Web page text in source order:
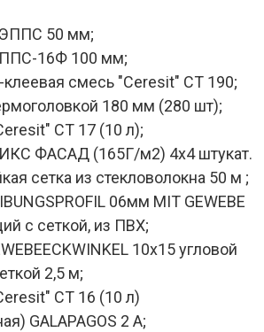
ЭППС 50 мм;
ППС-16Ф 100 мм;
клеевая смесь "Ceresit" СТ 190;
180 мм (280 шт);
СТ 17 (10 л);
ФАСАД (165Г/м2) 4х4 штукат.
сетка из стекловолокна 50 м ;
06мм MIT GEWEBE
с сеткой, из ПВХ;
10х15 угловой
2,5 м;
СТ 16 (10 л)
GALAPAGOS 2 A;